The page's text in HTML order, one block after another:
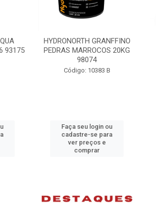
20KG
HYDRONORTH ACQUA
INCOLOR 3.6 93194
Código: 2052
Faça seu login ou
cadastre-se para
ver preços e
comprar